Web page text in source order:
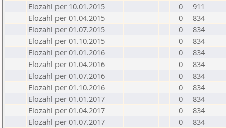
Elozahl per 10.01.2015
0
911
Elozahl per 01.04.2015
0
834
Elozahl per 01.07.2015
0
834
Elozahl per 01.10.2015
0
834
Elozahl per 01.01.2016
0
834
Elozahl per 01.04.2016
0
834
Elozahl per 01.07.2016
0
834
Elozahl per 01.10.2016
0
834
Elozahl per 01.01.2017
0
834
Elozahl per 01.04.2017
0
834
Elozahl per 01.07.2017
0
834